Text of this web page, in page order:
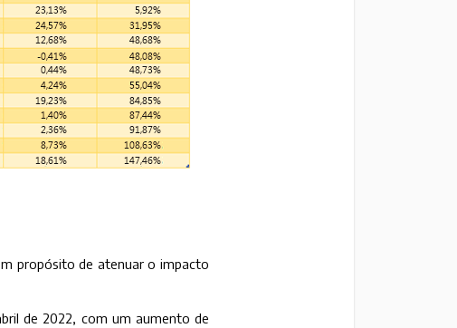
propósito de atenuar o impacto
de 2022, com um aumento de